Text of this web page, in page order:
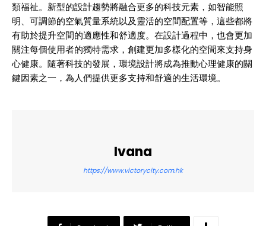
類福祉。新型的設計趨勢將融合更多的科技元素，如智能照
明、可調節的空氣質量系統以及靈活的空間配置等，這些都將
有助於提升空間的適應性和舒適度。在設計過程中，也會更加
關注每個使用者的獨特需求，創建更加多樣化的空間來支持身
心健康。隨著科技的發展，環境設計將成為推動心理健康的關
鍵因素之一，為人們提供更多支持和舒適的生活環境。
Ivana
https://www.victorycity.com.hk